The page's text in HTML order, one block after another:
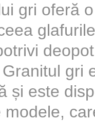
gri oferă
gri
și este